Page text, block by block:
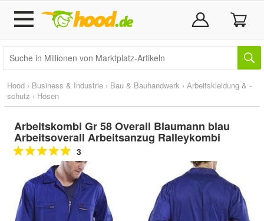
Hood › Business & Industrie › Bau & Bauhandwerk › Arbeitskleidung & -
schutz › Hosen
Arbeitskombi Gr 58 Overall Blaumann blau
Arbeitsoverall Arbeitsanzug Ralleykombi
3